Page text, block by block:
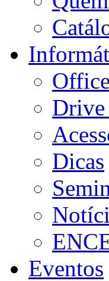
Dicas
Eventos